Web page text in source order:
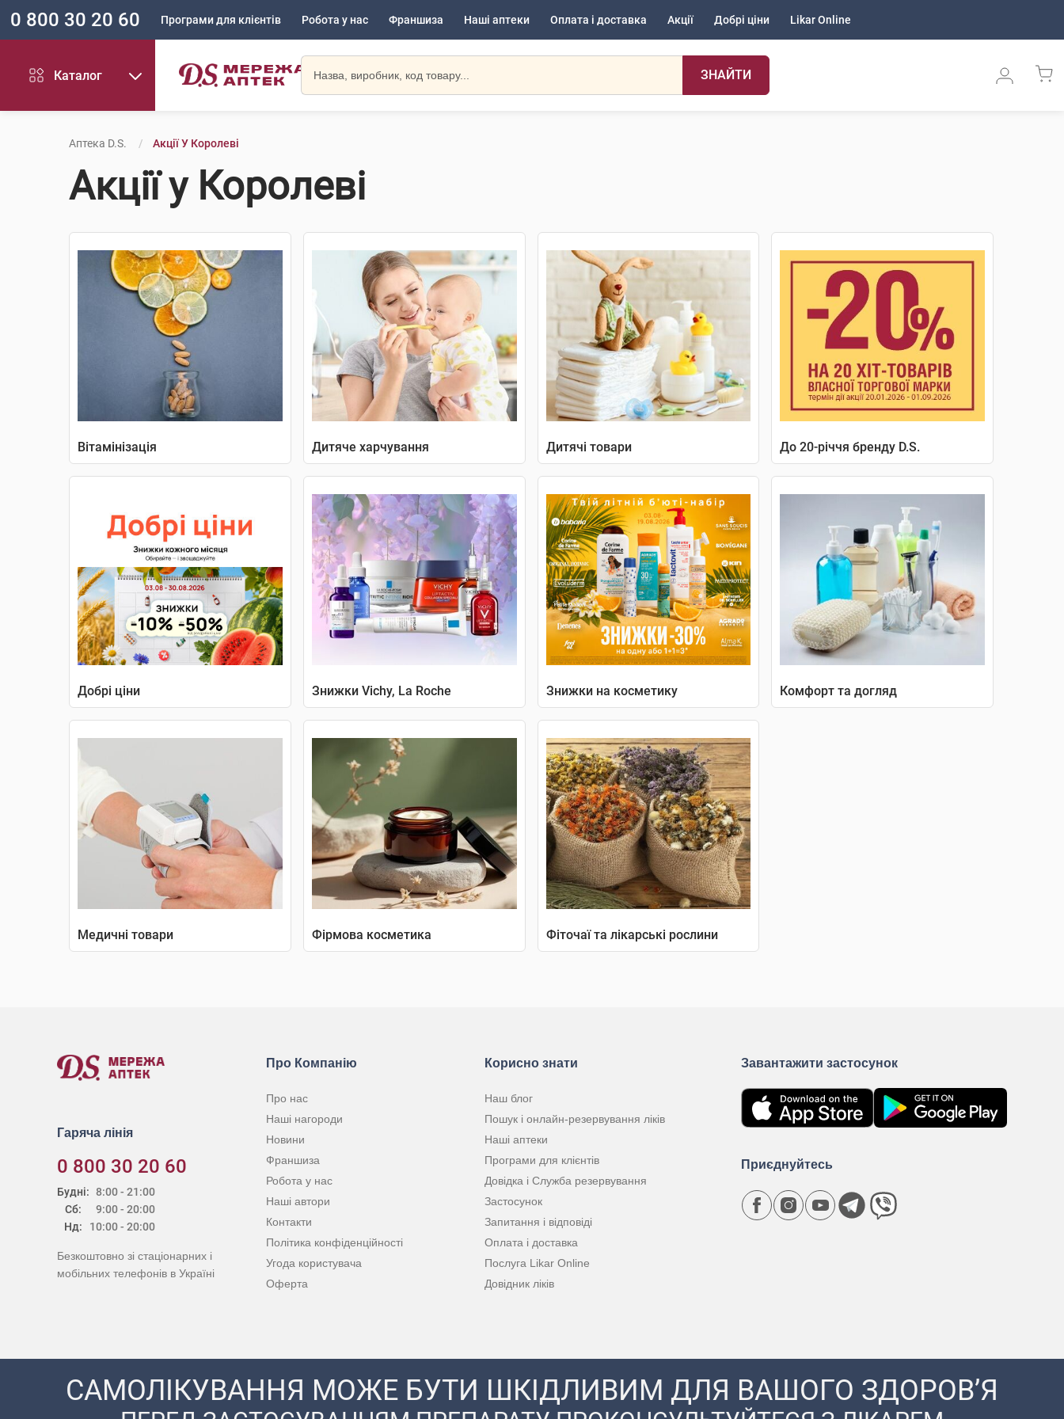
0 800 30 20 60 Програми для клієнтів Робота у нас Франшиза Наші аптеки Оплата і доставка Акції Добрі ціни Likar Online
Каталог ЗНАЙТИ
Аптека D.S. Акції У Королеві
Акції у Королеві
Вітамінізація Дитяче харчування Дитячі товари До 20-річчя бренду D.S.
Добрі ціни Знижки Vichy, La Roche Знижки на косметику Комфорт та догляд
Медичні товари Фірмова косметика Фіточаї та лікарські рослини
Гаряча лінія
0 800 30 20 60
Будні:
Сб:
Нд:
8:00 - 21:00
9:00 - 20:00
10:00 - 20:00
Безкоштовно зі стаціонарних і
мобільних телефонів в Україні
Про Компанію
Про нас
Наші нагороди
Новини
Франшиза
Робота у нас
Наші автори
Контакти
Політика конфіденційності
Угода користувача
Оферта
Корисно знати
Наш блог
Пошук і онлайн-резервування ліків
Наші аптеки
Програми для клієнтів
Довідка і Служба резервування
Застосунок
Запитання і відповіді
Оплата і доставка
Послуга Likar Online
Довідник ліків
Завантажити застосунок
Приєднуйтесь
САМОЛІКУВАННЯ МОЖЕ БУТИ ШКІДЛИВИМ ДЛЯ ВАШОГО ЗДОРОВ’Я